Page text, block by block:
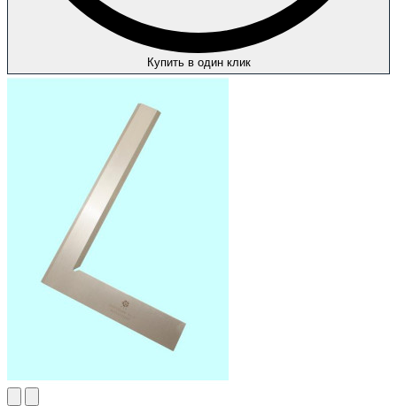
Купить в один клик